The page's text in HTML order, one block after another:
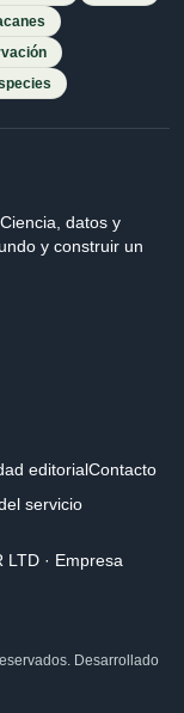
datos y
y construir un
editorialContacto
servicio
LTD · Empresa
Desarrollado